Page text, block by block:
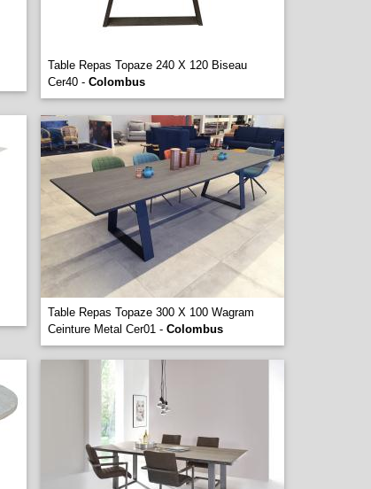
Table Repas Topaze 240 X 120 Biseau
Cer40 - Colombus
Table Repas Topaze 300 X 100 Wagram
Ceinture Metal Cer01 - Colombus